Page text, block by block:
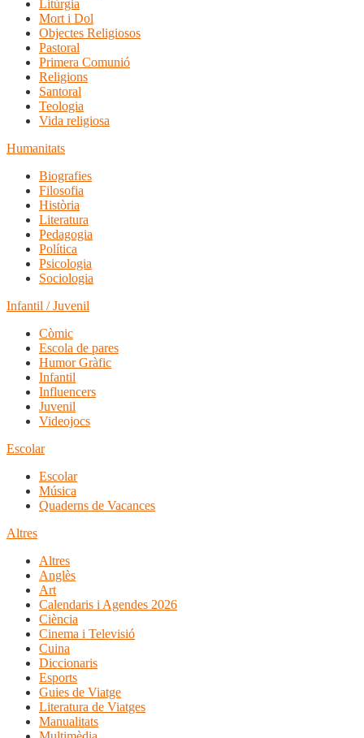
Litúrgia
Mort i Dol
Objectes Religiosos
Pastoral
Primera Comunió
Religions
Santoral
Teologia
Vida religiosa
Humanitats
Biografies
Filosofia
Història
Literatura
Pedagogia
Política
Psicologia
Sociologia
Infantil / Juvenil
Còmic
Escola de pares
Humor Gràfic
Infantil
Influencers
Juvenil
Videojocs
Escolar
Escolar
Música
Quaderns de Vacances
Altres
Altres
Anglès
Art
Calendaris i Agendes 2026
Ciència
Cinema i Televisió
Cuina
Diccionaris
Esports
Guies de Viatge
Literatura de Viatges
Manualitats